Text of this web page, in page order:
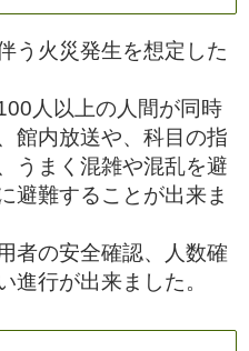
う火災発生を想定した
人以上の人間が同時
館内放送や、科目の指
うまく混雑や混乱を避
避難することが出来ま
者の安全確認、人数確
進行が出来ました。